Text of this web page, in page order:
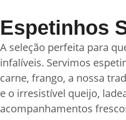
Espetinhos
A seleção perfeita para
infalíveis. Servimos
carne, frango, a nossa
e o irresistível queijo,
acompanhamentos